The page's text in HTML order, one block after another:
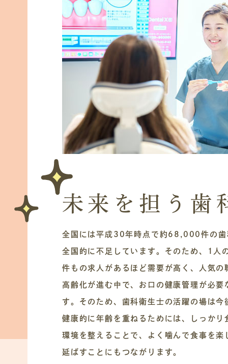
未来を担う歯
全国には平成30年時点で約68,000件の歯
全国的に不足しています。そのため、1人
件もの求人があるほど需要が高く、人気
高齢化が進む中で、お口の健康管理が必
す。そのため、歯科衛生士の活躍の場は
健康的に年齢を重ねるためには、しっか
環境を整えることで、よく噛んで食事を
延ばすことにもつながります。